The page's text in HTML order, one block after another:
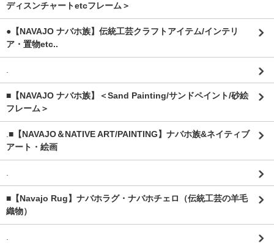
ディスンチャートetcフレーム＞
●【NAVAJO ナバホ族】伝統工芸クラフトアイテム/インテリ
ア・置物etc..
.
■【NAVAJO ナバホ族】＜Sand Painting/サンドペイント/砂絵
フレーム＞
.■【NAVAJO＆NATIVE ART/PAINTING】ナバホ族&ネイティブ
アート・絵画
.
■【Navajo Rug】ナバホラグ・ナバホチェロ（伝統工芸の羊毛
織物）
.